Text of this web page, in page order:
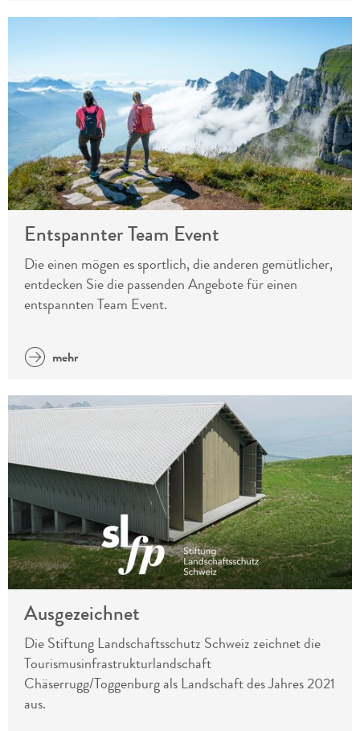
Entspannter Team Event
Die einen mögen es sportlich, die anderen gemütlicher,
entdecken Sie die passenden Angebote für einen
entspannten Team Event.
mehr
Ausgezeichnet
Die Stiftung Landschaftsschutz Schweiz zeichnet die
Tourismusinfrastrukturlandschaft
Chäserrugg/Toggenburg als Landschaft des Jahres 2021
aus.